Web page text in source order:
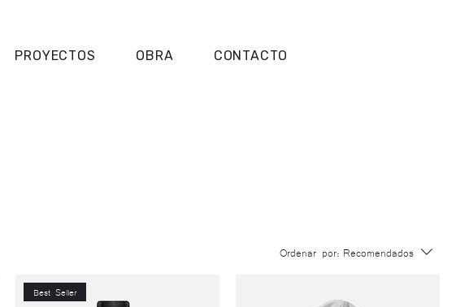
PROYECTOS OBRA CONTACTO
Ordenar por: Recomendados
Best Seller